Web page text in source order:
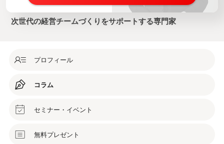
次世代の経営チームづくりをサポートする専門家
プロフィール
コラム
セミナー・イベント
無料プレゼント